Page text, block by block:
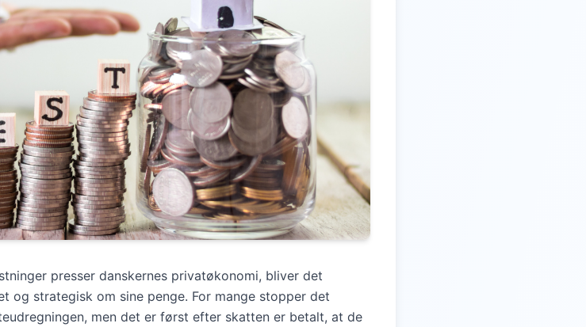
presser danskernes privatøkonomi, bliver det
og strategisk om sine penge. For mange stopper det
men det er først efter skatten er betalt, at de